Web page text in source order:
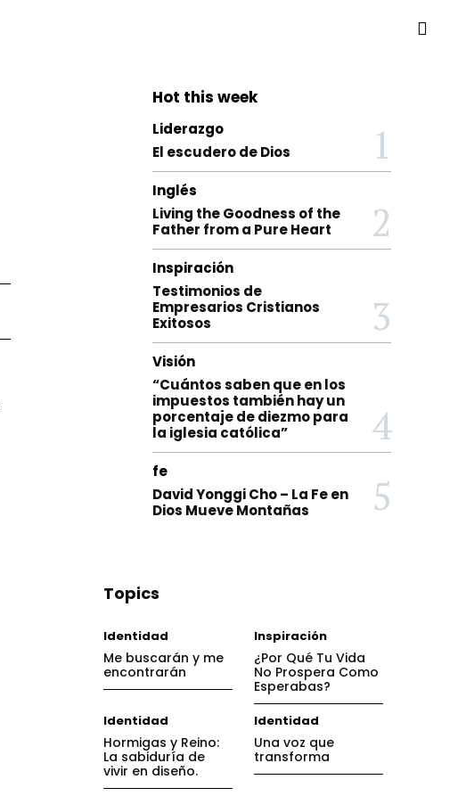
Hot this week
Liderazgo
El escudero de Dios
Inglés
Living the Goodness of the
Father from a Pure Heart
Inspiración
Testimonios de
Empresarios Cristianos
Exitosos
Visión
“Cuántos saben que en los
impuestos también hay un
porcentaje de diezmo para
la iglesia católica”
fe
David Yonggi Cho – La Fe en
Dios Mueve Montañas
TopicsFinanzas y Economía
Motivación
VIDEOS Visión
More
Identidad
Me buscarán y me
encontrarán
Inspiración
¿Por Qué Tu Vida
No Prospera Como
Esperabas?
Identidad
Hormigas y Reino:
La sabiduría de
vivir en diseño.
Identidad
Una voz que
transforma